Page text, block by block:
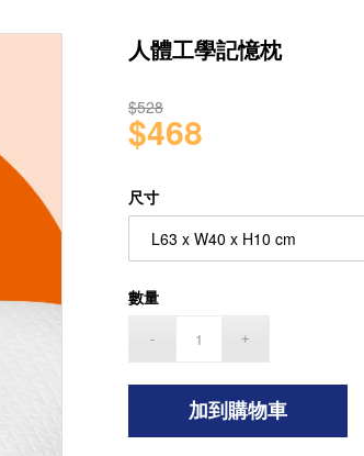
人體工學記憶枕
$528
$468
尺寸
數量
加到購物車